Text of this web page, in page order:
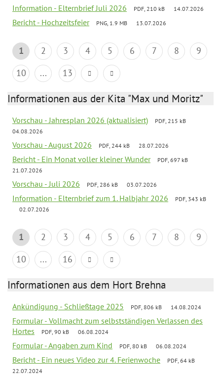
Information - Elternbrief Juli 2026 PDF, 210 kB 14.07.2026
Bericht - Hochzeitsfeier PNG, 1.9 MB 13.07.2026
1 2 3 4 5 6 7 8
9
10
... 13
Informationen aus der Kita "Max und Moritz"
Vorschau - Jahresplan 2026 (aktualisiert)
PDF, 215 kB
04.08.2026
Vorschau - August 2026 PDF, 244 kB 28.07.2026
Bericht - Ein Monat voller kleiner Wunder
PDF, 697 kB
21.07.2026
Vorschau - Juli 2026 PDF, 286 kB 03.07.2026
Information - Elternbrief zum 1. Halbjahr 2026
PDF, 343 kB
02.07.2026
1 2 3 4 5 6 7 8
9
10
... 16
Informationen aus dem Hort Brehna
Ankündigung - Schließtage 2025 PDF, 806 kB 14.08.2024
Formular - Vollmacht zum selbstständigen Verlassen des
Hortes
PDF, 90 kB 06.08.2024
Formular - Angaben zum Kind PDF, 80 kB 06.08.2024
Bericht - Ein neues Video zur 4. Ferienwoche
PDF, 64 kB
22.07.2024